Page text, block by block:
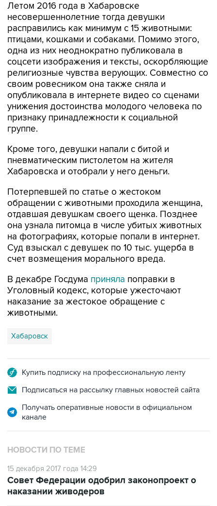
Летом 2016 года в Хабаровске
несовершеннолетние тогда девушки
расправились как минимум с 15 животными:
птицами, кошками и собаками. Помимо этого,
одна из них неоднократно публиковала в
соцсети изображения и тексты, оскорбляющие
религиозные чувства верующих. Совместно со
своим ровесником она также сняла и
опубликовала в интернете видео со сценами
унижения достоинства молодого человека по
признаку принадлежности к социальной
группе.
Кроме того, девушки напали с битой и
пневматическим пистолетом на жителя
Хабаровска и отобрали у него деньги.
Потерпевшей по статье о жестоком
обращении с животными проходила женщина,
отдавшая девушкам своего щенка. Позднее
она узнала питомца в числе убитых животных
на фотографиях, которые попали в интернет.
Суд взыскал с девушек по 10 тыс. ущерба в
счет возмещения морального вреда.
В декабре Госдума приняла поправки в
Уголовный кодекс, которые ужесточают
наказание за жестокое обращение с
животными.
Хабаровск
Купить подписку на профессиональную ленту
Подписаться на рассылку главных новостей сайта
Получать оперативные новости в официальном
канале
НОВОСТИ ПО ТЕМЕ
15 декабря 2017 года 14:29
Совет Федерации одобрил законопроект о
наказании живодеров